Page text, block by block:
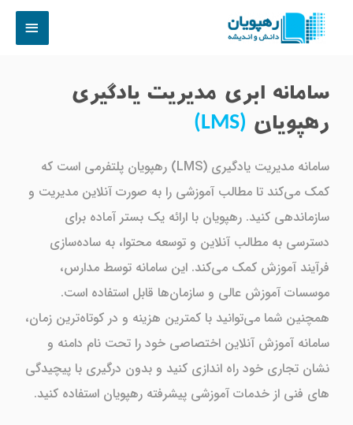
سامانه ابری مدیریت یادگیری
رهپویان (LMS)
سامانه مدیریت یادگیری (LMS) رهپویان پلتفرمی است که
کمک می‌کند تا مطالب آموزشی را به صورت آنلاین مدیریت و
سازماندهی کنید. رهپویان با ارائه یک بستر آماده برای
دسترسی به مطالب آنلاین و توسعه محتوا، به ساده‌سازی
فرآیند آموزش کمک می‌کند. این سامانه توسط مدارس،
موسسات آموزش عالی و سازمان‌ها قابل استفاده است.
همچنین شما می‌توانید با کمترین هزینه و در کوتاه‌ترین زمان،
سامانه آموزش آنلاین اختصاصی خود را تحت نام دامنه و
نشان تجاری خود راه اندازی کنید و بدون درگیری با پیچیدگی
های فنی از خدمات آموزشی پیشرفته رهپویان استفاده کنید.